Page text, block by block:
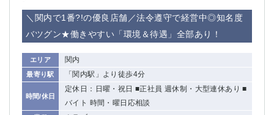
＼関内で1番?!の優良店舗／法令遵守で経営中◎知名度
バツグン★働きやすい「環境＆待遇」全部あり！
エリア 関内
最寄り駅 「関内駅」より徒歩4分
時間/休日
定休日：日曜・祝日 ■正社員 週休制・大型連休あり ■
バイト 時間・曜日応相談